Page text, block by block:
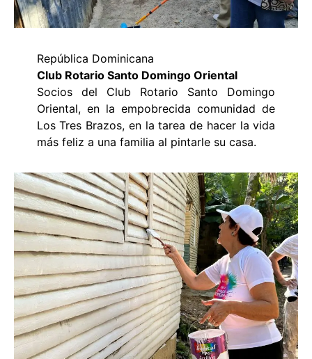
República Dominicana
Club Rotario Santo Domingo Oriental
Socios del Club Rotario Santo Domingo
Oriental, en la empobrecida comunidad de
Los Tres Brazos, en la tarea de hacer la vida
más feliz a una familia al pintarle su casa.